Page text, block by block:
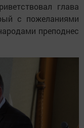
глава
с пожеланиями
преподнес